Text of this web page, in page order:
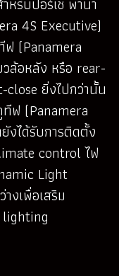
4S Executive)
ฟ (Panamera
ล้อหลัง หรือ rear-
ยิ่งไปกว่านั้น
ทีฟ (Panamera
งได้รับการติดตั้ง
control ไฟ
Light
งเพื่อเสริม
lighting